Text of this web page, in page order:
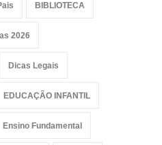
BIBLIOTECA
2026
Dicas Legais
EDUCAÇÃO INFANTIL
Ensino Fundamental